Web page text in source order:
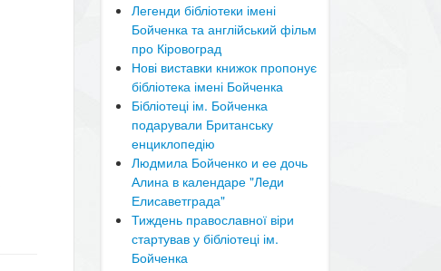
Легенди бібліотеки імені
Бойченка та англійський фільм
про Кіровоград
Нові виставки книжок пропонує
бібліотека імені Бойченка
Бібліотеці ім. Бойченка
подарували Британську
енциклопедію
Людмила Бойченко и ее дочь
Алина в календаре "Леди
Елисаветграда"
Тиждень православної віри
стартував у бібліотеці ім.
Бойченка